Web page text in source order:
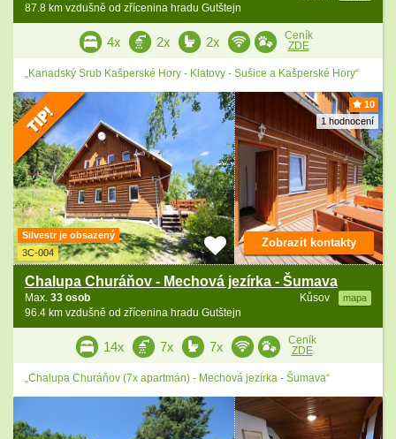
87.8 km vzdušně od zřícenina hradu Gutštejn
4x 2x 2x
Ceník
ZDE
„Kanadský Srub Kašperské Hory - Klatovy - Sušice a Kašperské Hory“
10
1 hodnocení
Silvestr je obsazený
3C-004
Chalupa Churáňov - Mechová jezírka - Šumava
Kůsov mapa
Max. 33 osob
96.4 km vzdušně od zřícenina hradu Gutštejn
Zobrazit kontakty
14x 7x 7x
Ceník
ZDE
„Chalupa Churáňov (7x apartmán) - Mechová jezírka - Šumava“